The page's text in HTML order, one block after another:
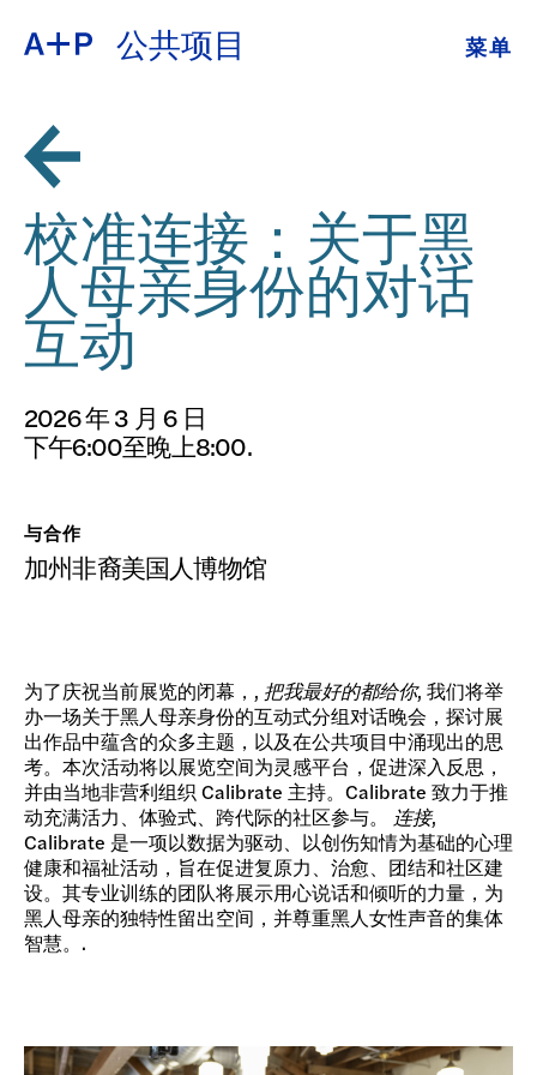
公共项目 菜单
教育
培养青年
展览
公共项目
档案
捐
ESPAÑOL
普通话
日本語
校准连接：关于黑
人母亲身份的对话
互动
2026 年 3 月 6 日
下午6:00至晚上8:00.
与合作
加州非裔美国人博物馆
为了庆祝当前展览的闭幕，, 把我最好的都给你, 我们将举
办一场关于黑人母亲身份的互动式分组对话晚会，探讨展
出作品中蕴含的众多主题，以及在公共项目中涌现出的思
考。本次活动将以展览空间为灵感平台，促进深入反思，
并由当地非营利组织 Calibrate 主持。Calibrate 致力于推
动充满活力、体验式、跨代际的社区参与。 连接,
Calibrate 是一项以数据为驱动、以创伤知情为基础的心理
健康和福祉活动，旨在促进复原力、治愈、团结和社区建
设。其专业训练的团队将展示用心说话和倾听的力量，为
黑人母亲的独特性留出空间，并尊重黑人女性声音的集体
智慧。.